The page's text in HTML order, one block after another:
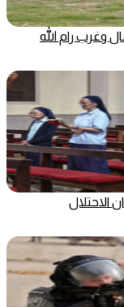
وغرب رام الله
الاحتلال